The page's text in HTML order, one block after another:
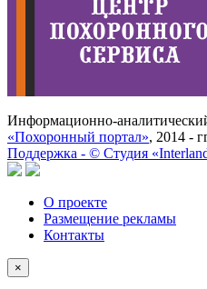
Информационно-
«Похоронный портал», 2014 -
Поддержка - © Cтудия
О проекте
Размещение рекламы
Контакты
×